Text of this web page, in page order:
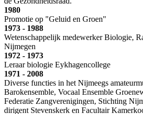
1980
Promotie op "Geluid en Groen"
1973 - 1988
Wetenschappelijk medewerker Biologie,
Nijmegen
1972 - 1973
Leraar biologie Eykhagencollege
1971 - 2008
Diverse functies in het Nijmeegs
Barokensemble, Vocaal Ensemble
Federatie Zangverenigingen, Stichting
dirigent Stevenskerk en Facultair